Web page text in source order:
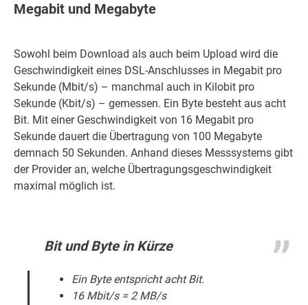
Megabit und Megabyte
Sowohl beim Download als auch beim Upload wird die
Geschwindigkeit eines DSL-Anschlusses in Megabit pro
Sekunde (Mbit/s) – manchmal auch in Kilobit pro
Sekunde (Kbit/s) – gemessen. Ein Byte besteht aus acht
Bit. Mit einer Geschwindigkeit von 16 Megabit pro
Sekunde dauert die Übertragung von 100 Megabyte
demnach 50 Sekunden. Anhand dieses Messsystems gibt
der Provider an, welche Übertragungsgeschwindigkeit
maximal möglich ist.
Bit und Byte in Kürze
Ein Byte entspricht acht Bit.
16 Mbit/s = 2 MB/s